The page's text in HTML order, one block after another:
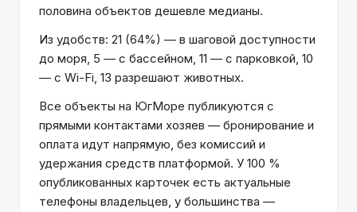
половина объектов дешевле медианы.
Из удобств: 21 (64%) — в шаговой доступности
до моря, 5 — с бассейном, 11 — с парковкой, 10
— с Wi-Fi, 13 разрешают животных.
Все объекты на ЮгМоре публикуются с
прямыми контактами хозяев — бронирование и
оплата идут напрямую, без комиссий и
удержания средств платформой. У 100 %
опубликованных карточек есть актуальные
телефоны владельцев, у большинства —